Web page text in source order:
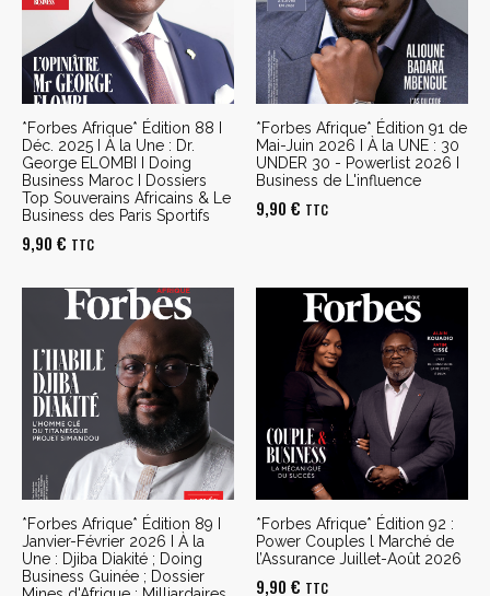
*Forbes Afrique* Édition 88 I
Déc. 2025 I À la Une : Dr.
George ELOMBI I Doing
Business Maroc I Dossiers
Top Souverains Africains & Le
Business des Paris Sportifs
9,90 € TTC
*Forbes Afrique* Édition 91 de
Mai-Juin 2026 I À la UNE : 30
UNDER 30 - Powerlist 2026 I
Business de L'influence
9,90 € TTC
*Forbes Afrique* Édition 89 I
Janvier-Février 2026 I À la
Une : Djiba Diakité ; Doing
Business Guinée ; Dossier
*Forbes Afrique* Édition 92 :
Power Couples l Marché de
l’Assurance Juillet-Août 2026
9,90 € TTC